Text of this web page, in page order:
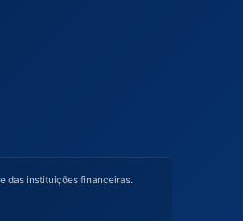
das instituições financeiras.